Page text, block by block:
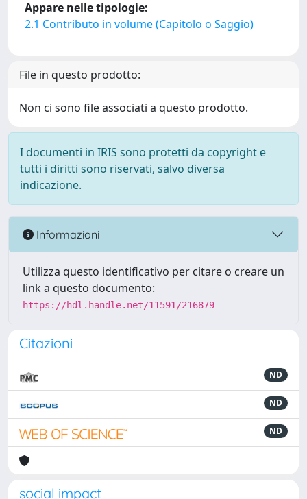
Appare nelle tipologie:
2.1 Contributo in volume (Capitolo o Saggio)
File in questo prodotto:
Non ci sono file associati a questo prodotto.
I documenti in IRIS sono protetti da copyright e
tutti i diritti sono riservati, salvo diversa
indicazione.
Informazioni
Utilizza questo identificativo per citare o creare un
link a questo documento:
https://hdl.handle.net/11591/216879
Citazioni
ND
ND
ND
social impact